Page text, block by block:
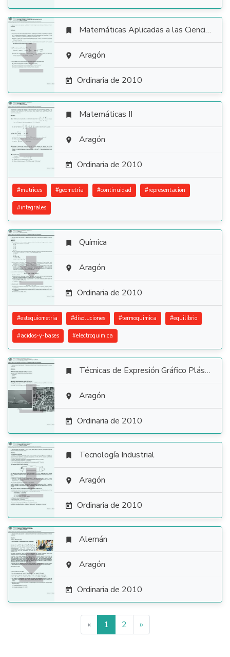

 Matemáticas Aplicadas a las Ciencias Sociales
 Aragón
 Ordinaria de 2010

 Matemáticas II
 Aragón
 Ordinaria de 2010
#matrices #geometria #continuidad #representacion
#integrales

 Química
 Aragón
 Ordinaria de 2010
#estequiometria #disoluciones #termoquimica #equilibrio
#acidos-y-bases #electroquimica

 Técnicas de Expresión Gráfico Plástica
 Aragón
 Ordinaria de 2010

 Tecnología Industrial
 Aragón
 Ordinaria de 2010

 Alemán
 Aragón
 Ordinaria de 2010
« 1 2 »